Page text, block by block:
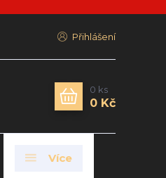
Přihlášení
0 ks
0 Kč
Více